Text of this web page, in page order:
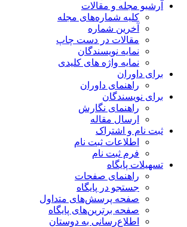
آرشیو مجله و مقالات
کلیه شماره‌های مجله
آخرین شماره
مقالات در دست چاپ
نمایه نویسندگان
نمایه واژه های کلیدی
برای داوران
راهنمای داوران
برای نویسندگان
راهنمای نگارش
ارسال مقاله
ثبت نام و اشتراک
اطلاعات ثبت نام
فرم ثبت نام
تسهیلات پایگاه
راهنمای صفحات
جستجو در پایگاه
صفحه پرسش‌های متداول
صفحه برترین‌های پایگاه
اطلاع‌رسانی به دوستان